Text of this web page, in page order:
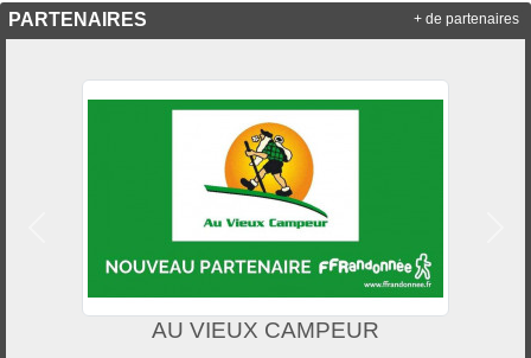
PARTENAIRES
AU VIEUX CAMPEUR
+ de partenaires